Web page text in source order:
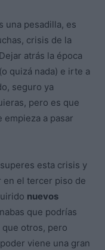
una pesadilla, es
crisis de la
atrás la época
quizá nada) e irte a
seguro ya
pero es que
a pasar
esta crisis y
en el tercer piso de
nuevos
que podrías
que otros, pero
viene una gran